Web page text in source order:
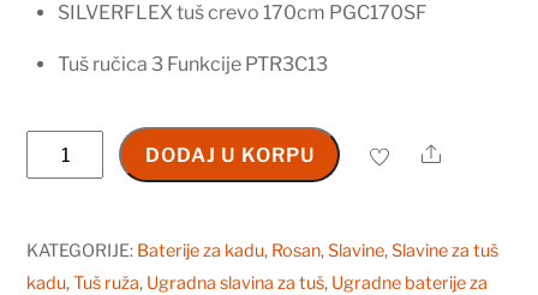
SILVERFLEX tuš crevo 170cm PGC170SF
Tuš ručica 3 Funkcije PTR3C13
Baterija
za
kadu
231603
DODAJ U KORPU Share
KATEGORIJE: Baterije za kadu, Rosan,Slavine,Slavine za tuš
kadu,Tuš ruža, Ugradna slavina za tuš, Ugradne baterije za